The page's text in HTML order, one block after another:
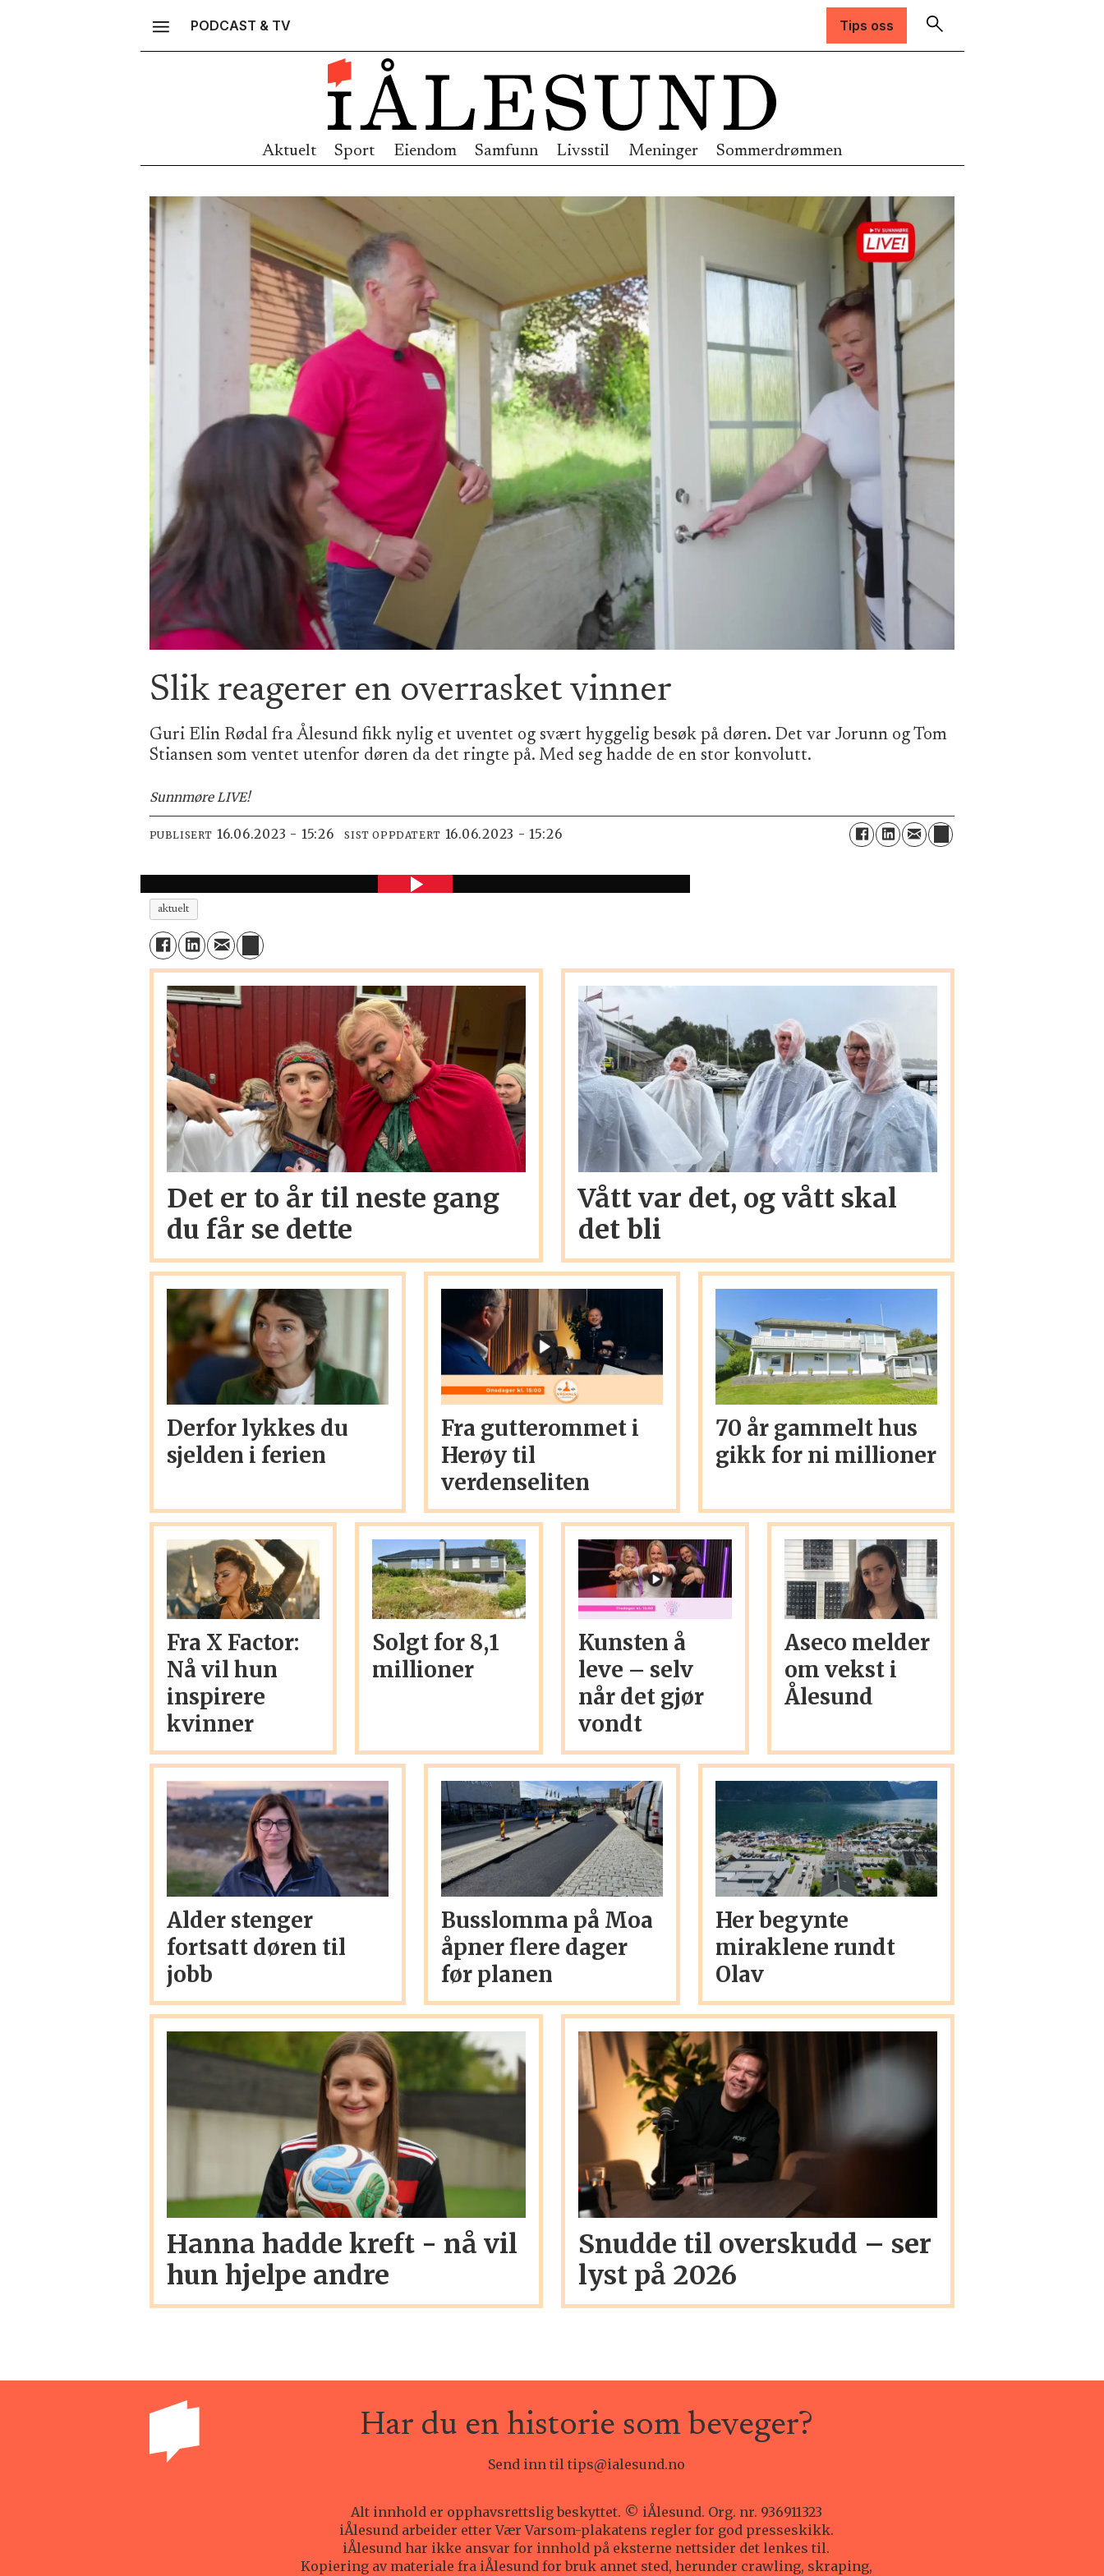
PODCAST & TV Tips oss
Aktuelt Sport Eiendom Samfunn Livsstil Meninger Sommerdrømmen
Slik reagerer en overrasket vinner
Guri Elin Rødal fra Ålesund fikk nylig et uventet og svært hyggelig besøk på døren. Det var Jorunn og Tom
Stiansen som ventet utenfor døren da det ringte på. Med seg hadde de en stor konvolutt.
Sunnmøre LIVE!
PUBLISERT 16.06.2023 - 15:26 SIST OPPDATERT 16.06.2023 - 15:26
aktuelt
Det er to år til neste gang
du får se dette
Vått var det, og vått skal
det bli
Derfor lykkes du
sjelden i ferien
Fra gutterommet i
Herøy til
verdenseliten
70 år gammelt hus
gikk for ni millioner
Fra X Factor:
Nå vil hun
inspirere
kvinner
Solgt for 8,1
millioner
Kunsten å
leve – selv
når det gjør
vondt
Aseco melder
om vekst i
Ålesund
Alder stenger
fortsatt døren til
jobb
Busslomma på Moa
åpner flere dager
før planen
Her begynte
miraklene rundt
Olav
Hanna hadde kreft - nå vil
hun hjelpe andre
Snudde til overskudd – ser
lyst på 2026
Har du en historie som beveger?
Send inn til tips@ialesund.no
Alt innhold er opphavsrettslig beskyttet. © iÅlesund. Org. nr. 936911323
iÅlesund arbeider etter Vær Varsom-plakatens regler for god presseskikk.
iÅlesund har ikke ansvar for innhold på eksterne nettsider det lenkes til.
Kopiering av materiale fra iÅlesund for bruk annet sted, herunder crawling, skraping,